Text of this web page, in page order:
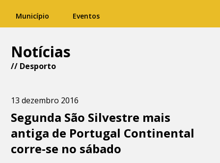
Município Eventos
Notícias
// Desporto
13 dezembro 2016
Segunda São Silvestre mais
antiga de Portugal Continental
corre-se no sábado